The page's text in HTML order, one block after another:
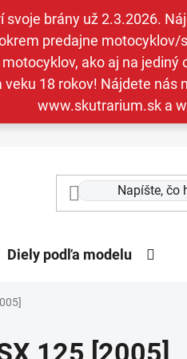
brány už 2.3.2026.
predajne
ako aj na
18 rokov! Nájdete
www.skutrarium.sk a
Diely podľa modelu
125 [2005]